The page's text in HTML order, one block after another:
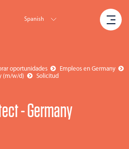
Spanish
oportunidades
Empleos en Germany
(m/w/d)
Solicitud
- Germany